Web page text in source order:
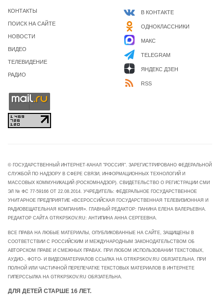
КОНТАКТЫ
ПОИСК НА САЙТЕ
НОВОСТИ
ВИДЕО
ТЕЛЕВИДЕНИЕ
РАДИО
В КОНТАКТЕ
ОДНОКЛАССНИКИ
МАКС
TELEGRAM
ЯНДЕКС ДЗЕН
RSS
© ГОСУДАРСТВЕННЫЙ ИНТЕРНЕТ-КАНАЛ "РОССИЯ". ЗАРЕГИСТРИРОВАНО ФЕДЕРАЛЬНОЙ
СЛУЖБОЙ ПО НАДЗОРУ В СФЕРЕ СВЯЗИ, ИНФОРМАЦИОННЫХ ТЕХНОЛОГИЙ И
МАССОВЫХ КОММУНИКАЦИЙ (РОСКОМНАДЗОР). СВИДЕТЕЛЬСТВО О РЕГИСТРАЦИИ СМИ
ЭЛ № ФС 77-59166 ОТ 22.08.2014. УЧРЕДИТЕЛЬ: ФЕДЕРАЛЬНОЕ ГОСУДАРСТВЕННОЕ
УНИТАРНОЕ ПРЕДПРИЯТИЕ «ВСЕРОССИЙСКАЯ ГОСУДАРСТВЕННАЯ ТЕЛЕВИЗИОННАЯ И
РАДИОВЕЩАТЕЛЬНАЯ КОМПАНИЯ». ГЛАВНЫЙ РЕДАКТОР: ПАНИНА ЕЛЕНА ВАЛЕРЬЕВНА.
РЕДАКТОР САЙТА GTRKPSKOV.RU: АНТИПИНА АННА СЕРГЕЕВНА.
ВСЕ ПРАВА НА ЛЮБЫЕ МАТЕРИАЛЫ, ОПУБЛИКОВАННЫЕ НА САЙТЕ, ЗАЩИЩЕНЫ В
СООТВЕТСТВИИ С РОССИЙСКИМ И МЕЖДУНАРОДНЫМ ЗАКОНОДАТЕЛЬСТВОМ ОБ
АВТОРСКОМ ПРАВЕ И СМЕЖНЫХ ПРАВАХ. ПРИ ЛЮБОМ ИСПОЛЬЗОВАНИИ ТЕКСТОВЫХ,
АУДИО-, ФОТО- И ВИДЕОМАТЕРИАЛОВ ССЫЛКА НА GTRKPSKOV.RU ОБЯЗАТЕЛЬНА. ПРИ
ПОЛНОЙ ИЛИ ЧАСТИЧНОЙ ПЕРЕПЕЧАТКЕ ТЕКСТОВЫХ МАТЕРИАЛОВ В ИНТЕРНЕТЕ
ГИПЕРССЫЛКА НА GTRKPSKOV.RU ОБЯЗАТЕЛЬНА.
ДЛЯ ДЕТЕЙ СТАРШЕ 16 ЛЕТ.